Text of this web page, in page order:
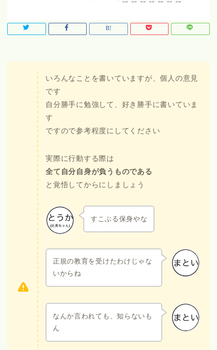
いろんなことを書いていますが、個人の意見
です
自分勝手に勉強して、好き勝手に書いていま
す
ですので参考程度にしてください
実際に行動する際は
全て自分自身が負うものである
と覚悟してからにしましょう
すこぶる保身やな
正規の教育を受けたわけじゃな
いからね
なんか言われても、知らないも
ん